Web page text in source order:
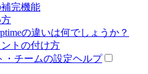
完機能
の違いは何でしょうか？
トの付け方
・チームの設定ヘルプ